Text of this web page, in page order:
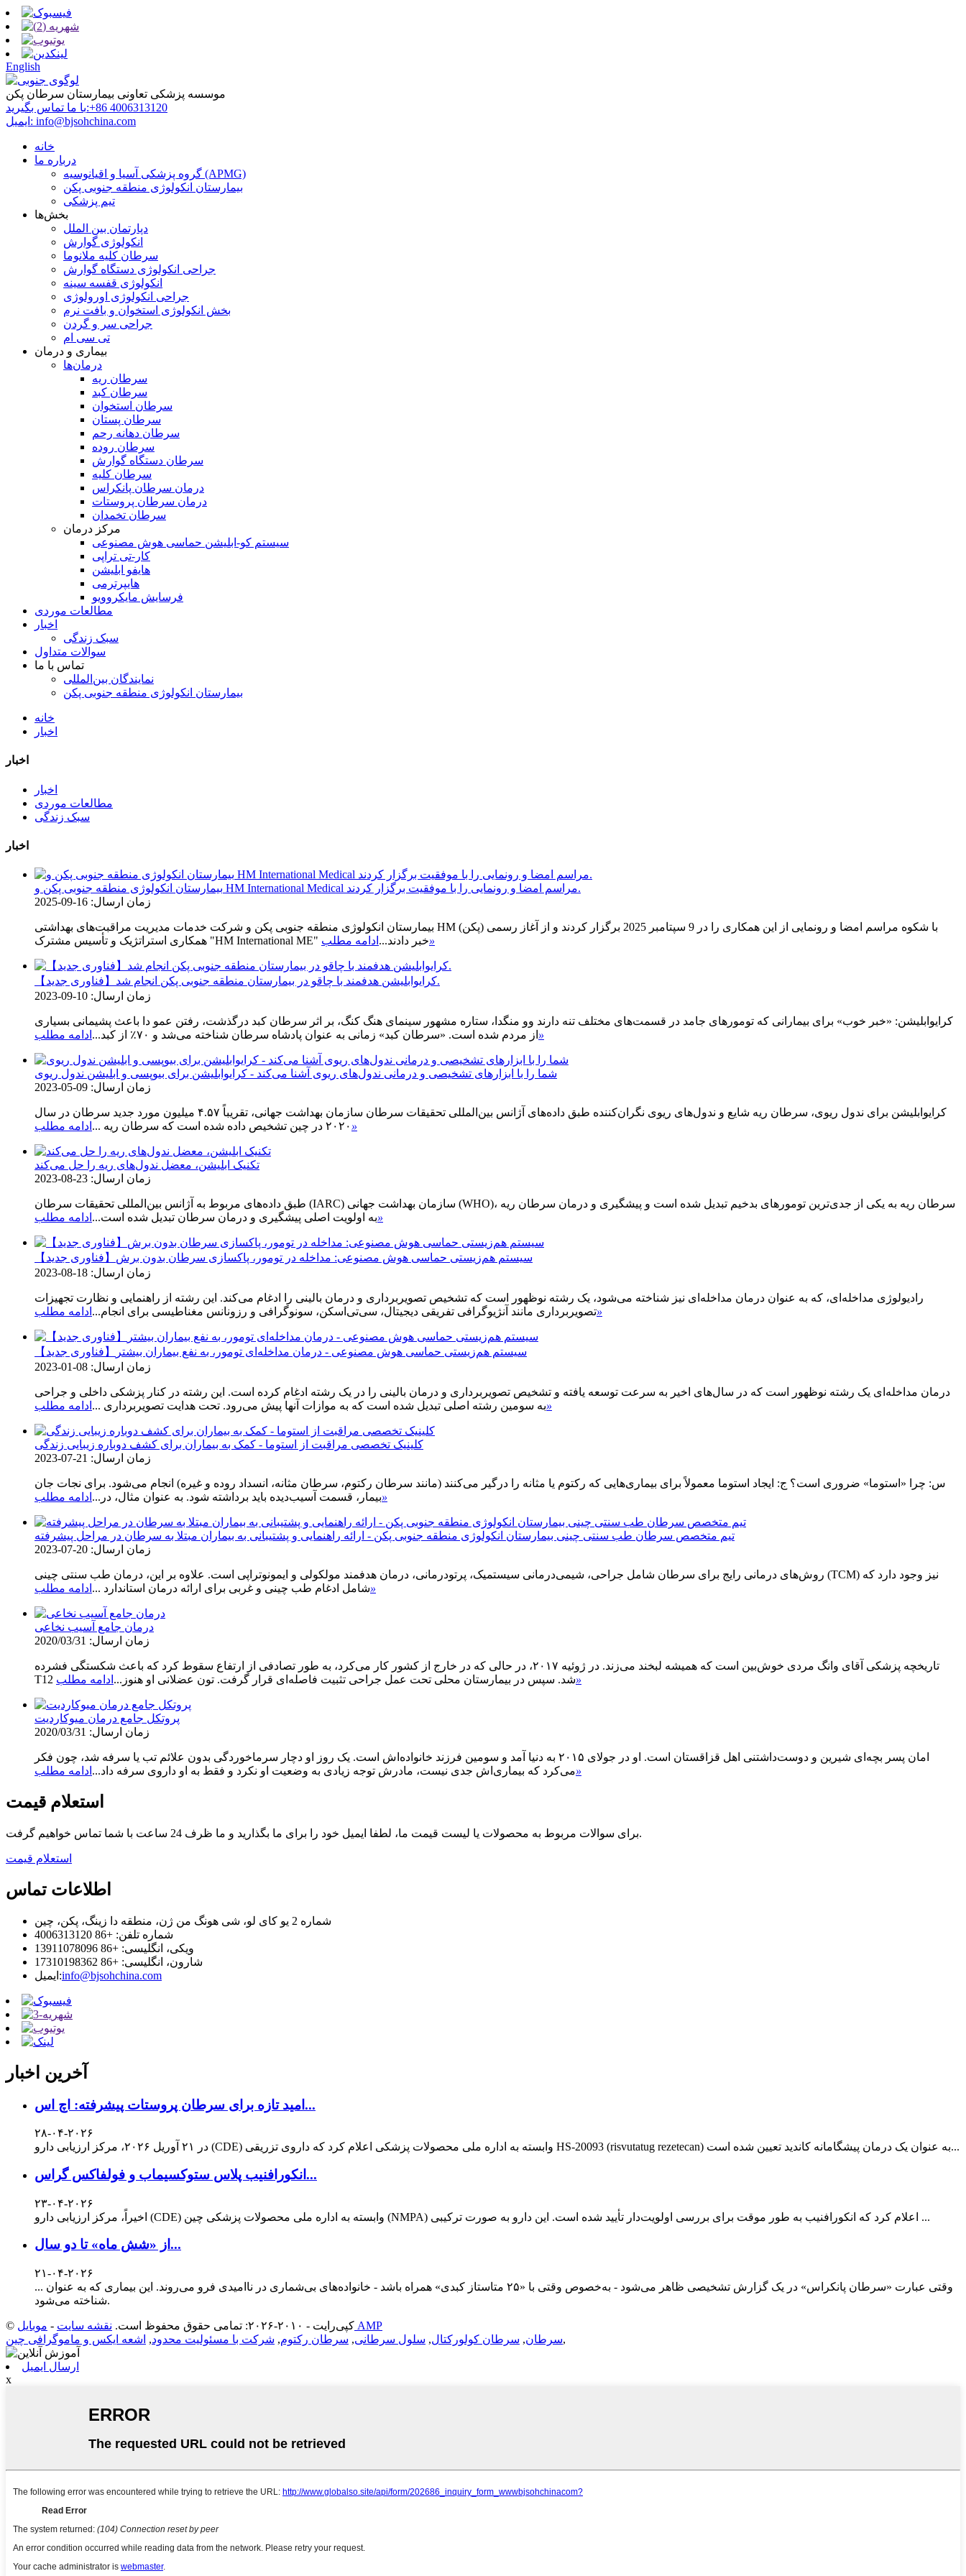
English
موسسه پزشکی تعاونی بیمارستان سرطان پکن
با ما تماس بگیرید:‎+86 4006313120‎
ایمیل: info@bjsohchina.com
خانه
درباره ما
گروه پزشکی آسیا و اقیانوسیه (APMG)
بیمارستان انکولوژی منطقه جنوبی پکن
تیم پزشکی
بخش‌ها
دپارتمان بین الملل
انکولوژی گوارش
سرطان کلیه ملانوما
جراحی انکولوژی دستگاه گوارش
انکولوژی قفسه سینه
جراحی انکولوژی اورولوژی
بخش انکولوژی استخوان و بافت نرم
جراحی سر و گردن
تی سی ام
بیماری و درمان
درمان‌ها
سرطان ریه
سرطان کبد
سرطان استخوان
سرطان پستان
سرطان دهانه رحم
سرطان روده
سرطان دستگاه گوارش
سرطان کلیه
درمان سرطان پانکراس
درمان سرطان پروستات
سرطان تخمدان
مرکز درمان
سیستم کو-ابلیشن حماسی هوش مصنوعی
کار-تی تراپی
هایفو ابلیشن
هایپرترمی
فرسایش مایکروویو
مطالعات موردی
اخبار
سبک زندگی
سوالات متداول
تماس با ما
نمایندگان بین‌المللی
بیمارستان انکولوژی منطقه جنوبی پکن
خانه
اخبار
اخبار
اخبار
مطالعات موردی
سبک زندگی
اخبار
بیمارستان انکولوژی منطقه جنوبی پکن و HM International Medical مراسم امضا و رونمایی را با موفقیت برگزار کردند.
زمان ارسال: 16-09-2025
بیمارستان انکولوژی منطقه جنوبی پکن و شرکت خدمات مدیریت مراقبت‌های بهداشتی HM (پکن) با شکوه مراسم امضا و رونمایی از این همکاری را در 9 سپتامبر 2025 برگزار کردند و از آغاز رسمی
همکاری استراتژیک و تأسیس مشترک "HM International ME" خبر دادند... ادامه مطلب »
【فناوری جدید】کرایوابلیشن هدفمند با چاقو در بیمارستان منطقه جنوبی پکن انجام شد.
زمان ارسال: 10-09-2023
کرایوابلیشن: «خبر خوب» برای بیمارانی که تومورهای جامد در قسمت‌های مختلف تنه دارند وو منگدا، ستاره مشهور سینمای هنگ کنگ، بر اثر سرطان کبد درگذشت، رفتن عمو دا باعث پشیمانی بسیاری
از مردم شده است. «سرطان کبد» زمانی به عنوان پادشاه سرطان شناخته می‌شد و ۷۰٪ از کبد...
ادامه مطلب »
شما را با ابزارهای تشخیصی و درمانی ندول‌های ریوی آشنا می‌کند - کرایوابلیشن برای بیوپسی و ابلیشن ندول ریوی
زمان ارسال: 09-05-2023
کرایوابلیشن برای ندول ریوی، سرطان ریه شایع و ندول‌های ریوی نگران‌کننده طبق داده‌های آژانس بین‌المللی تحقیقات سرطان سازمان بهداشت جهانی، تقریباً ۴.۵۷ میلیون مورد جدید سرطان در سال
۲۰۲۰ در چین تشخیص داده شده است که سرطان ریه ...
ادامه مطلب »
تکنیک ابلیشن، معضل ندول‌های ریه را حل می‌کند
زمان ارسال: 23-08-2023
طبق داده‌های مربوط به آژانس بین‌المللی تحقیقات سرطان (IARC) سازمان بهداشت جهانی (WHO)، سرطان ریه به یکی از جدی‌ترین تومورهای بدخیم تبدیل شده است و پیشگیری و درمان سرطان ریه
به اولویت اصلی پیشگیری و درمان سرطان تبدیل شده است... ادامه مطلب »
【فناوری جدید】سیستم هم‌زیستی حماسی هوش مصنوعی: مداخله در تومور، پاکسازی سرطان بدون برش
زمان ارسال: 18-08-2023
رادیولوژی مداخله‌ای، که به عنوان درمان مداخله‌ای نیز شناخته می‌شود، یک رشته نوظهور است که تشخیص تصویربرداری و درمان بالینی را ادغام می‌کند. این رشته از راهنمایی و نظارت تجهیزات
تصویربرداری مانند آنژیوگرافی تفریقی دیجیتال، سی‌تی‌اسکن، سونوگرافی و رزونانس مغناطیسی برای انجام... ادامه مطلب »
【فناوری جدید】سیستم هم‌زیستی حماسی هوش مصنوعی - درمان مداخله‌ای تومور، به نفع بیماران بیشتر
زمان ارسال: 08-01-2023
درمان مداخله‌ای یک رشته نوظهور است که در سال‌های اخیر به سرعت توسعه یافته و تشخیص تصویربرداری و درمان بالینی را در یک رشته ادغام کرده است. این رشته در کنار پزشکی داخلی و جراحی
به سومین رشته اصلی تبدیل شده است که به موازات آنها پیش می‌رود. تحت هدایت تصویربرداری ... ادامه مطلب »
کلینیک تخصصی مراقبت از استوما - کمک به بیماران برای کشف دوباره زیبایی زندگی
زمان ارسال: 21-07-2023
س: چرا «استوما» ضروری است؟ ج: ایجاد استوما معمولاً برای بیماری‌هایی که رکتوم یا مثانه را درگیر می‌کنند (مانند سرطان رکتوم، سرطان مثانه، انسداد روده و غیره) انجام می‌شود. برای نجات جان
بیمار، قسمت آسیب‌دیده باید برداشته شود. به عنوان مثال، در... ادامه مطلب »
تیم متخصص سرطان طب سنتی چینی بیمارستان انکولوژی منطقه جنوبی پکن - ارائه راهنمایی و پشتیبانی به بیماران مبتلا به سرطان در مراحل پیشرفته
زمان ارسال: 20-07-2023
روش‌های درمانی رایج برای سرطان شامل جراحی، شیمی‌درمانی سیستمیک، پرتودرمانی، درمان هدفمند مولکولی و ایمونوتراپی است. علاوه بر این، درمان طب سنتی چینی (TCM) نیز وجود دارد که
شامل ادغام طب چینی و غربی برای ارائه درمان استاندارد ... ادامه مطلب »
درمان جامع آسیب نخاعی
زمان ارسال: 2020/03/31
تاریخچه پزشکی آقای وانگ مردی خوش‌بین است که همیشه لبخند می‌زند. در ژوئیه ۲۰۱۷، در حالی که در خارج از کشور کار می‌کرد، به طور تصادفی از ارتفاع سقوط کرد که باعث شکستگی فشرده
T12 شد. سپس در بیمارستان محلی تحت عمل جراحی تثبیت فاصله‌ای قرار گرفت. تون عضلانی او هنوز... ادامه مطلب »
پروتکل جامع درمان میوکاردیت
زمان ارسال: 2020/03/31
امان پسر بچه‌ای شیرین و دوست‌داشتنی اهل قزاقستان است. او در جولای ۲۰۱۵ به دنیا آمد و سومین فرزند خانواده‌اش است. یک روز او دچار سرماخوردگی بدون علائم تب یا سرفه شد، چون فکر
می‌کرد که بیماری‌اش جدی نیست، مادرش توجه زیادی به وضعیت او نکرد و فقط به او داروی سرفه داد... ادامه مطلب »
استعلام قیمت
برای سوالات مربوط به محصولات یا لیست قیمت ما، لطفا ایمیل خود را برای ما بگذارید و ما ظرف 24 ساعت با شما تماس خواهیم گرفت.
استعلام قیمت
اطلاعات تماس
شماره 2 یو کای لو، شی هونگ من ژن، منطقه دا زینگ، پکن، چین
شماره تلفن: +86 4006313120
ویکی، انگلیسی: +86 13911078096
شارون، انگلیسی: +86 17310198362
ایمیل:info@bjsohchina.com
آخرین اخبار
امید تازه برای سرطان پروستات پیشرفته: اچ اس...
۲۸-۰۴-۲۰۲۶
در ۲۱ آوریل ۲۰۲۶، مرکز ارزیابی دارو (CDE) وابسته به اداره ملی محصولات پزشکی اعلام کرد که داروی تزریقی HS-20093 (risvutatug rezetecan) به عنوان یک درمان پیشگامانه کاندید تعیین شده است...
انکورافنیب پلاس ستوکسیماب و فولفاکس گراس...
۲۳-۰۴-۲۰۲۶
اخیراً، مرکز ارزیابی دارو (CDE) وابسته به اداره ملی محصولات پزشکی چین (NMPA) اعلام کرد که انکورافنیب به طور موقت برای بررسی اولویت‌دار تأیید شده است. این دارو به صورت ترکیبی ...
از «شش ماه» تا دو سال...
۲۱-۰۴-۲۰۲۶
وقتی عبارت «سرطان پانکراس» در یک گزارش تشخیصی ظاهر می‌شود - به‌خصوص وقتی با «۲۵ متاستاز کبدی» همراه باشد - خانواده‌های بی‌شماری در ناامیدی فرو می‌روند. این بیماری که به عنوان ...
شناخته می‌شود.
© کپی‌رایت - ۲۰۱۰-۲۰۲۶: تمامی حقوق محفوظ است. نقشه سایت -
موبایل AMP
سرطان, سرطان کولورکتال, سلول سرطانی, سرطان رکتوم, شرکت با مسئولیت محدود, اشعه ایکس و ماموگرافی چین ,
ارسال ایمیل
x